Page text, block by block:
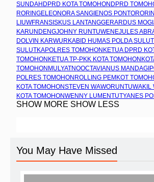
SUNDAH DPRD KOTA TOMOHON DPRD
RORINGELEONORA SANGI ENOS
LIUWFRANSISKUS LANTANGGERARDUS MOGI
KARUNDENGJOHNY RUNTUWENEJULES
DOLVIN KARWUR KABID HUMAS POLDA SULUT
SULUTKAPOLRES TOMOHON KETUA DPRD
TOMOHON KETUA TP-PKK KOTA TOMOHON
TOMOHON MULYATNOOCTAVIANUS MANDAGI
POLRES TOMOHON ROLLING PEMKOT
KOTA TOMOHONSTEVEN WAWORUNTUWAKIL
KOTA TOMOHONWENNY LUMENTUTYANES
SHOW MORE SHOW LESS
You May Have Missed